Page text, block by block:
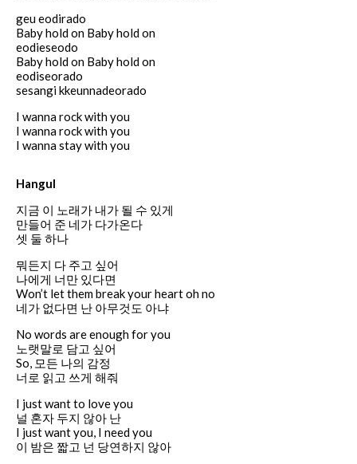
geu eodirado
Baby hold on Baby hold on
eodieseodo
Baby hold on Baby hold on
eodiseorado
sesangi kkeunnadeorado
I wanna rock with you
I wanna rock with you
I wanna stay with you
Hangul
지금 이 노래가 내가 될 수 있게
만들어 준 네가 다가온다
셋 둘 하나
뭐든지 다 주고 싶어
나에게 너만 있다면
Won’t let them break your heart oh no
네가 없다면 난 아무것도 아냐
No words are enough for you
노랫말로 담고 싶어
So, 모든 나의 감정
너로 읽고 쓰게 해줘
I just want to love you
널 혼자 두지 않아 난
I just want you, I need you
이 밤은 짧고 넌 당연하지 않아